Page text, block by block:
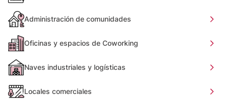
Administración de comunidades
Oficinas y espacios de Coworking
Naves industriales y logísticas
Locales comerciales